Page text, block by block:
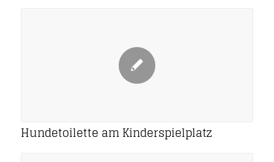
Hundetoilette am Kinderspielplatz